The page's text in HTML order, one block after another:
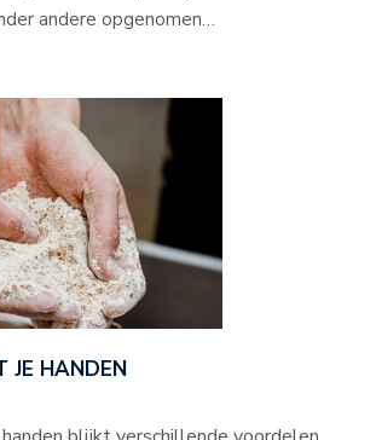
andere opgenomen…
JE HANDEN